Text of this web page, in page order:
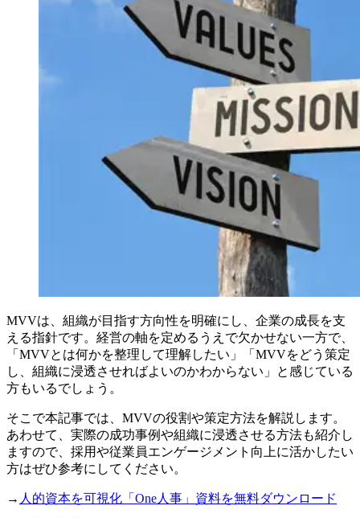
MVVは、組織が目指す方向性を明確にし、企業の成長を支
える指針です。経営の軸を定めるうえで欠かせない一方で、
「MVVとは何かを整理して理解したい」「MVVをどう策定
し、組織に浸透させればよいのかわからない」と感じている
方もいるでしょう。
そこで本記事では、MVVの役割や策定方法を解説します。
あわせて、実際の成功事例や組織に浸透させる方法も紹介し
ますので、採用や従業員エンゲージメント向上に活かしたい
方はぜひ参考にしてください。
→ 人的資本を可視化「One人事」資料を無料ダウンロード